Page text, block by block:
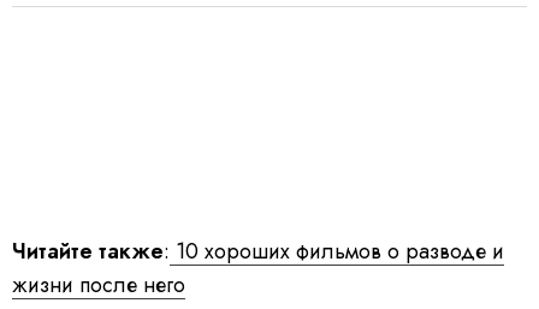
Читайте также: 10 хороших фильмов о разводе и
жизни после него